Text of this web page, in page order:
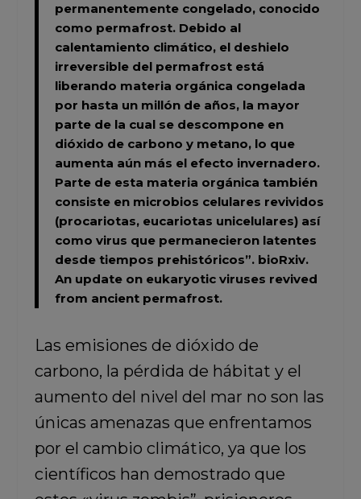
permanentemente congelado, conocido
como permafrost. Debido al
calentamiento climático, el deshielo
irreversible del permafrost está
liberando materia orgánica congelada
por hasta un millón de años, la mayor
parte de la cual se descompone en
dióxido de carbono y metano, lo que
aumenta aún más el efecto invernadero.
Parte de esta materia orgánica también
consiste en microbios celulares revividos
(procariotas, eucariotas unicelulares) así
como virus que permanecieron latentes
desde tiempos prehistóricos”. bioRxiv.
An update on eukaryotic viruses revived
from ancient permafrost.
Las emisiones de dióxido de
carbono, la pérdida de hábitat y el
aumento del nivel del mar no son las
únicas amenazas que enfrentamos
por el cambio climático, ya que los
científicos han demostrado que